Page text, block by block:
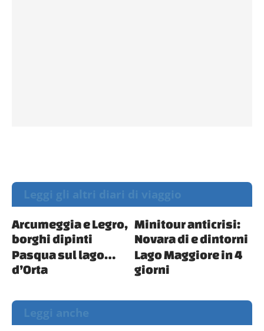
Leggi gli altri diari di viaggio
Arcumeggia e Legro,
borghi dipinti
Minitour anticrisi:
Novara di e dintorni
Pasqua sul lago…
d’Orta
Lago Maggiore in 4
giorni
Leggi anche